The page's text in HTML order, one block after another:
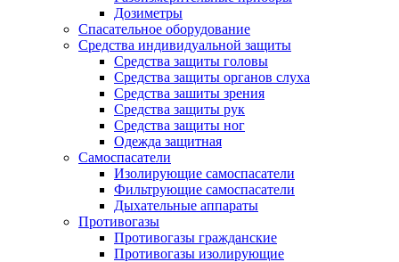
Дозиметры
Спасательное оборудование
Средства индивидуальной защиты
Средства защиты головы
Средства защиты органов слуха
Средства зашиты зрения
Средства защиты рук
Средства защиты ног
Одежда защитная
Самоспасатели
Изолирующие самоспасатели
Фильтрующие самоспасатели
Дыхательные аппараты
Противогазы
Противогазы гражданские
Противогазы изолирующие